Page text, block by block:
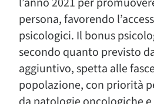
persona, favorendo
psicologici. Il bonus
secondo quanto previsto
aggiuntivo, spetta alle
popolazione, con priorità